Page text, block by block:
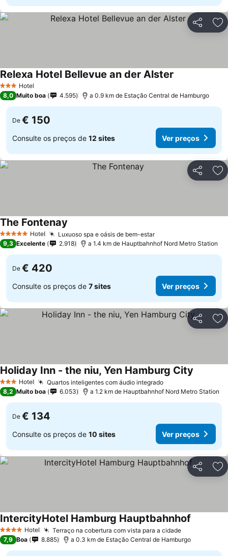
Partilhar
3 EstrelasHotel
Relexa Hotel Bellevue an der Alster
8,0 Muito boa 4.595 a 0.9 km de Estação Central de Hamburgo
De € 150
Consulte os preços de 12 sites Ver preços
Partilhar
5 Estrelas Hotel Luxuoso spa e oásis de bem-estar
The Fontenay
9,3 Excelente 2.918 a 1.4 km de Hauptbahnhof Nord Metro Station
De € 420
Consulte os preços de 7 sites Ver preços
Partilhar
3 EstrelasHotel Quartos inteligentes com áudio integrado
Holiday Inn - the niu, Yen Hamburg City
8,2 Muito boa 6.053 a 1.2 km de Hauptbahnhof Nord Metro Station
De € 134
Consulte os preços de 10 sites Ver preços
Partilhar
4 EstrelasHotel Terraço na cobertura com vista para a cidade
IntercityHotel Hamburg Hauptbahnhof
7,9 Boa 8.885 a 0.3 km de Estação Central de Hamburgo